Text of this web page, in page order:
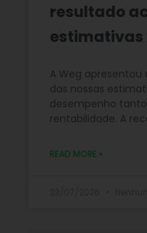
resultado
estimativas
A Weg apresentou
das nossas
desempenho
rentabilidade. A
READ MORE »